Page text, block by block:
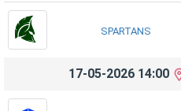
SPARTANS
17-05-2026 14:00